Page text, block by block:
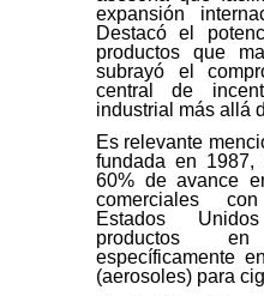
expansión
Destacó el
productos que
subrayó el
central de
industrial más allá
Es relevante
fundada en
60% de avance
comerciales
Estados
productos
específicamente
(aerosoles) para